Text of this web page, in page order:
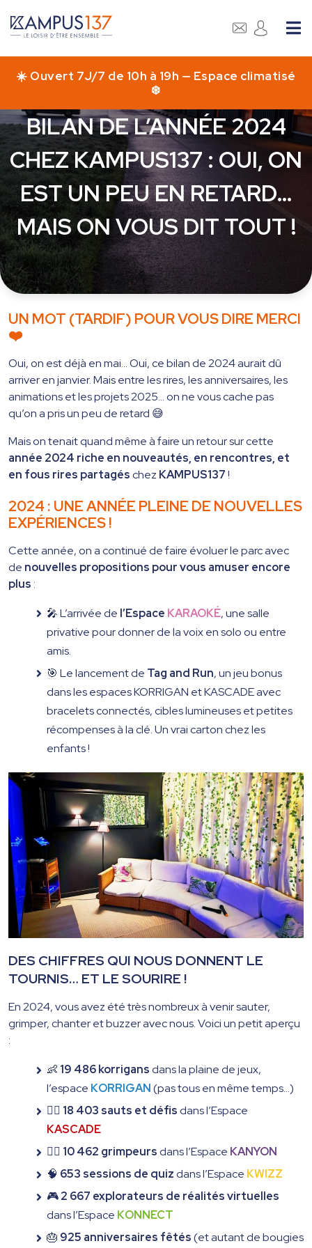
Accueil>
Actualités
Bilan de l’année 2024 chez KAMPUS137 : Oui, on
est un peu en retard… mais on vous dit tout !
BILAN DE L’ANNÉE 2024
CHEZ KAMPUS137 : OUI, ON
EST UN PEU EN RETARD…
MAIS ON VOUS DIT TOUT !
UN MOT (TARDIF) POUR VOUS DIRE MERCI
❤️
Oui, on est déjà en mai… Oui, ce bilan de 2024 aurait dû
arriver en janvier. Mais entre les rires, les anniversaires, les
animations et les projets 2025… on ne vous cache pas
qu’on a pris un peu de retard 😅
Mais on tenait quand même à faire un retour sur cette
année 2024 riche en nouveautés, en rencontres, et
en fous rires partagéschez KAMPUS137!
2024 : UNE ANNÉE PLEINE DE NOUVELLES
EXPÉRIENCES !
Cette année, on a continué de faire évoluer le parc avec
de nouvelles propositions pour vous amuser encore
plus :
🎤 L’arrivée de l’Espace KARAOKÉ, une salle
privative pour donner de la voix en solo ou entre
amis.
🎯 Le lancement de Tag and Run, un jeu bonus
dans les espaces KORRIGAN et KASCADE avec
bracelets connectés, cibles lumineuses et petites
récompenses à la clé. Un vrai carton chez les
enfants !
DES CHIFFRES QUI NOUS DONNENT LE
TOURNIS… ET LE SOURIRE !
En 2024, vous avez été très nombreux à venir sauter,
grimper, chanter et buzzer avec nous. Voici un petit aperçu
:
👶 19 486 korrigansdans la plaine de jeux,
l’espace KORRIGAN(pas tous en même temps…)
🤸‍♂️ 18 403 sauts et défisdans l’Espace
KASCADE
🧗‍♀️ 10 462 grimpeursdans l’Espace KANYON
🧠 653 sessions de quizdans l’Espace KWIZZ
🎮2 667 explorateurs de réalités virtuelles
dans l’Espace KONNECT
🎂 925 anniversaires fêtés(et autant de bougies